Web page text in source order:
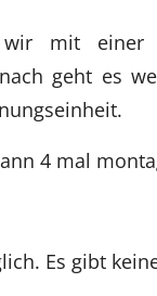
wir mit einer
geht es
4 mal
Es gibt